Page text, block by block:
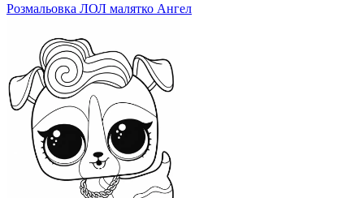
Розмальовка ЛОЛ малятко Ангел